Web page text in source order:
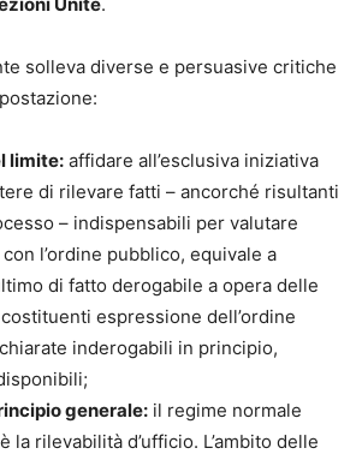
solleva diverse e persuasive critiche
limite: affidare all’esclusiva iniziativa
di rilevare fatti – ancorché risultanti
– indispensabili per valutare
l’ordine pubblico, equivale a
di fatto derogabile a opera delle
espressione dell’ordine
inderogabili in principio,
generale: il regime normale
la rilevabilità d’ufficio. L’ambito delle